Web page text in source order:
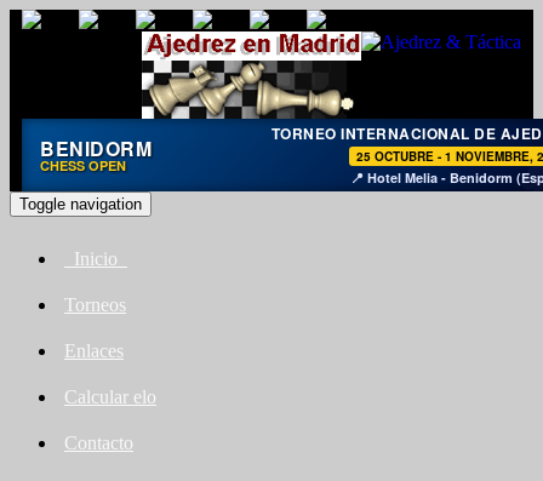
BENIDORM
CHESS OPEN
TORNEO INTERNACIONAL DE
25 OCTUBRE - 1 NOVIEMBRE,
📍 Hotel Melia - Benidorm
Toggle navigation
Inicio
Torneos
Enlaces
Calcular elo
Contacto